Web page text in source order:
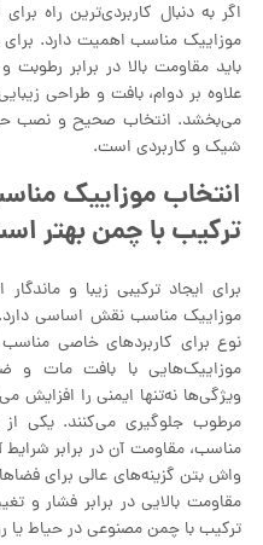
اگر به دنبال کاربردی‌ترین راه
موزاییک مناسب اهمیت دارد. برای
باید مقاومت بالا در برابر
علاوه بر دوام، بافت و طراحی
می‌بخشد. انتخاب صحیح و نصب
شیک و کاربردی است.
انتخاب موزاییک
ترکیب با چمن بهتر
برای ایجاد ترکیبی زیبا و
موزاییک مناسب نقش اساسی دارد.
نوع برای کاربردهای خاصی
موزاییک‌هایی با بافت مات و
ویژگی‌ها نه‌تنها ایمنی را افزایش
مرطوب جلوگیری می‌کنند. یکی از
مناسب، مقاومت آن در برابر
واش بتن گزینه‌های عالی برای
مقاومت بالایی در برابر فشار و
ترکیب با چمن مصنوعی در حیاط یا